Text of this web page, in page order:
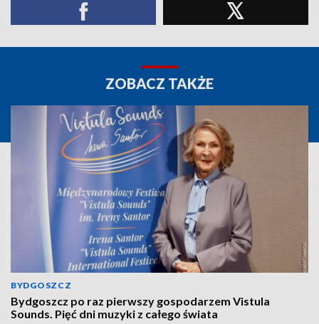
ZOBACZ TAKŻE
BYDGOSZCZ
Bydgoszcz po raz pierwszy gospodarzem Vistula
Sounds. Pięć dni muzyki z całego świata